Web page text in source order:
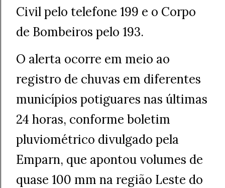
Civil pelo telefone 199 e o Corpo
de Bombeiros pelo 193.
O alerta ocorre em meio ao
registro de chuvas em diferentes
municípios potiguares nas últimas
24 horas, conforme boletim
pluviométrico divulgado pela
Emparn, que apontou volumes de
quase 100 mm na região Leste do